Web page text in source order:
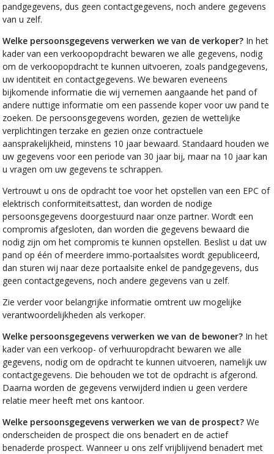
pandgegevens, dus geen contactgegevens, noch andere gegevens
van u zelf.
Welke persoonsgegevens verwerken we van de verkoper? In het
kader van een verkoopopdracht bewaren we alle gegevens, nodig
om de verkoopopdracht te kunnen uitvoeren, zoals pandgegevens,
uw identiteit en contactgegevens. We bewaren eveneens
bijkomende informatie die wij vernemen aangaande het pand of
andere nuttige informatie om een passende koper voor uw pand te
zoeken. De persoonsgegevens worden, gezien de wettelijke
verplichtingen terzake en gezien onze contractuele
aansprakelijkheid, minstens 10 jaar bewaard. Standaard houden we
uw gegevens voor een periode van 30 jaar bij, maar na 10 jaar kan
u vragen om uw gegevens te schrappen.
Vertrouwt u ons de opdracht toe voor het opstellen van een EPC of
elektrisch conformiteitsattest, dan worden de nodige
persoonsgegevens doorgestuurd naar onze partner. Wordt een
compromis afgesloten, dan worden die gegevens bewaard die
nodig zijn om het compromis te kunnen opstellen. Beslist u dat uw
pand op één of meerdere immo-portaalsites wordt gepubliceerd,
dan sturen wij naar deze portaalsite enkel de pandgegevens, dus
geen contactgegevens, noch andere gegevens van u zelf.
Zie verder voor belangrijke informatie omtrent uw mogelijke
verantwoordelijkheden als verkoper.
Welke persoonsgegevens verwerken we van de bewoner? In het
kader van een verkoop- of verhuuropdracht bewaren we alle
gegevens, nodig om de opdracht te kunnen uitvoeren, namelijk uw
contactgegevens. Die behouden we tot de opdracht is afgerond.
Daarna worden de gegevens verwijderd indien u geen verdere
relatie meer heeft met ons kantoor.
Welke persoonsgegevens verwerken we van de prospect? We
onderscheiden de prospect die ons benadert en de actief
benaderde prospect. Wanneer u ons zelf vrijblijvend benadert met